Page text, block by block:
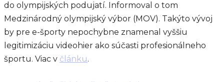
do olympijských podujatí. Informoval o tom
Medzinárodný olympijský výbor (MOV). Takýto vývoj
by pre e-športy nepochybne znamenal vyššiu
legitimizáciu videohier ako súčasti profesionálneho
športu. Viac v článku.